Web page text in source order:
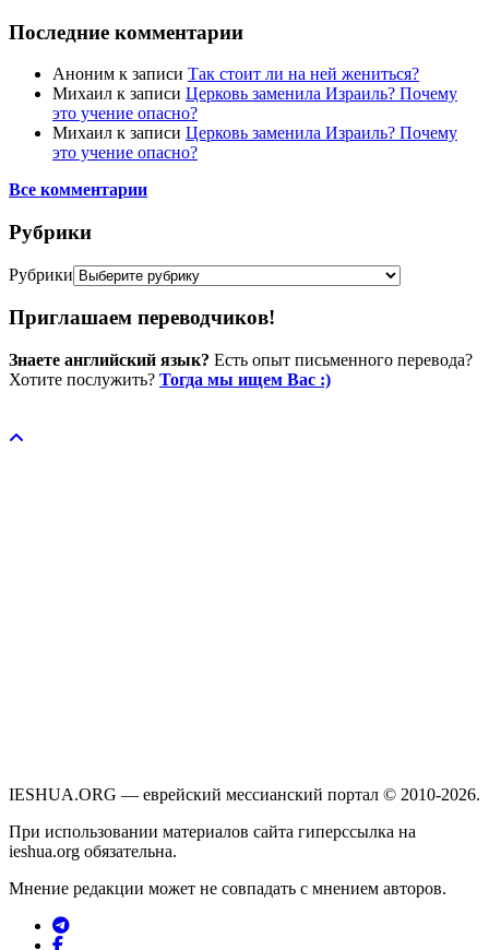
Последние комментарии
Аноним к записи Так стоит ли на ней жениться?
Михаил к записи Церковь заменила Израиль? Почему
это учение опасно?
Михаил к записи Церковь заменила Израиль? Почему
это учение опасно?
Все комментарии
Рубрики
Рубрики
Приглашаем переводчиков!
Знаете английский язык? Есть опыт письменного перевода?
Хотите послужить? Тогда мы ищем Вас :)
IESHUA.ORG — еврейский мессианский портал © 2010-2026.
При использовании материалов сайта гиперссылка на
ieshua.org обязательна.
Мнение редакции может не совпадать с мнением авторов.